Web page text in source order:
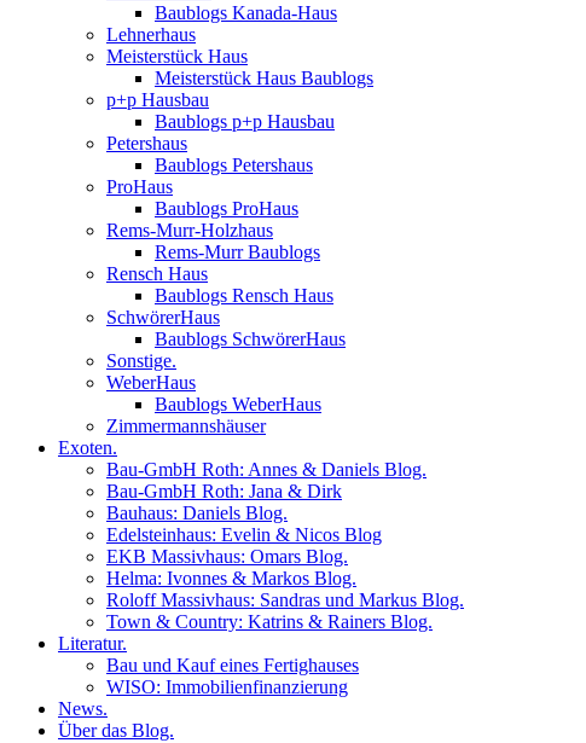
Baublogs Kanada-Haus
Lehnerhaus
Meisterstück Haus
Meisterstück Haus Baublogs
p+p Hausbau
Baublogs p+p Hausbau
Petershaus
Baublogs Petershaus
ProHaus
Baublogs ProHaus
Rems-Murr-Holzhaus
Rems-Murr Baublogs
Rensch Haus
Baublogs Rensch Haus
SchwörerHaus
Baublogs SchwörerHaus
Sonstige.
WeberHaus
Baublogs WeberHaus
Zimmermannshäuser
Exoten.
Bau-GmbH Roth: Annes & Daniels Blog.
Bau-GmbH Roth: Jana & Dirk
Bauhaus: Daniels Blog.
Edelsteinhaus: Evelin & Nicos Blog
EKB Massivhaus: Omars Blog.
Helma: Ivonnes & Markos Blog.
Roloff Massivhaus: Sandras und Markus Blog.
Town & Country: Katrins & Rainers Blog.
Literatur.
Bau und Kauf eines Fertighauses
WISO: Immobilienfinanzierung
News.
Über das Blog.